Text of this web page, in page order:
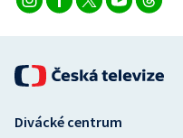
Divácké centrum